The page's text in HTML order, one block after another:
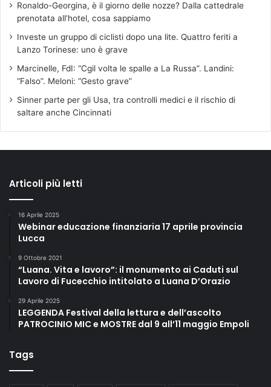
Ronaldo-Georgina, è il giorno delle nozze? Dalla cattedrale
prenotata all’hotel, cosa sappiamo
Investe un gruppo di ciclisti dopo una lite. Quattro feriti a
Lanzo Torinese: uno è grave
Marcinelle, FdI: “Cgil volta le spalle a La Russa”. Landini:
“Falso”. Meloni: “Gesto grave”
Sinner parte per gli Usa, tra controlli medici e il rischio di
saltare anche Cincinnati
Articoli più letti
16 Aprile 2025
Webinar educazione finanziaria 17 aprile provincia
Lucca
9 Ottobre 2021
“Luana. Vita e lavoro”: il monumento ai Caduti sul
Lavoro di Fucecchio intitolato a Luana D’Orazio
29 Aprile 2025
LEGGENDA Festival della lettura e dell’ascolto
PATROCINIO MIC e MOSTRE dal 9 all’11 maggio Empoli
Tags